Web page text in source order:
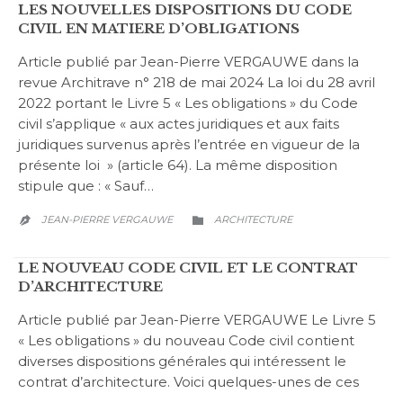
LES NOUVELLES DISPOSITIONS DU CODE
CIVIL EN MATIERE D’OBLIGATIONS
Article publié par Jean-Pierre VERGAUWE dans la
revue Architrave n° 218 de mai 2024 La loi du 28 avril
2022 portant le Livre 5 « Les obligations » du Code
civil s’applique « aux actes juridiques et aux faits
juridiques survenus après l’entrée en vigueur de la
présente loi » (article 64). La même disposition
stipule que : « Sauf…
 JEAN-PIERRE VERGAUWE  CATEGORY
ARCHITECTURE
LE NOUVEAU CODE CIVIL ET LE CONTRAT
D’ARCHITECTURE
Article publié par Jean-Pierre VERGAUWE Le Livre 5
« Les obligations » du nouveau Code civil contient
diverses dispositions générales qui intéressent le
contrat d’architecture. Voici quelques-unes de ces